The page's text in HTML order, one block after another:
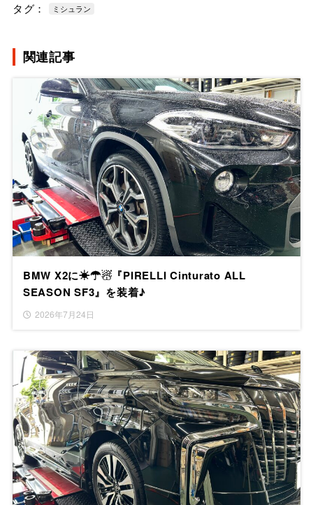
タグ： ミシュラン
関連記事
BMW X2に☀☂☃『PIRELLI Cinturato ALL
SEASON SF3』を装着♪
2026年7月24日